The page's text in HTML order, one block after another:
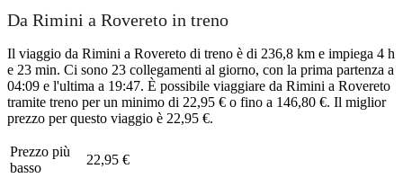
Da Rimini a Rovereto in treno
Il viaggio da Rimini a Rovereto di treno è di 236,8 km e impiega 4 h
e 23 min. Ci sono 23 collegamenti al giorno, con la prima partenza a
04:09 e l'ultima a 19:47. È possibile viaggiare da Rimini a Rovereto
tramite treno per un minimo di 22,95 € o fino a 146,80 €. Il miglior
prezzo per questo viaggio è 22,95 €.
Prezzo più
basso
22,95 €